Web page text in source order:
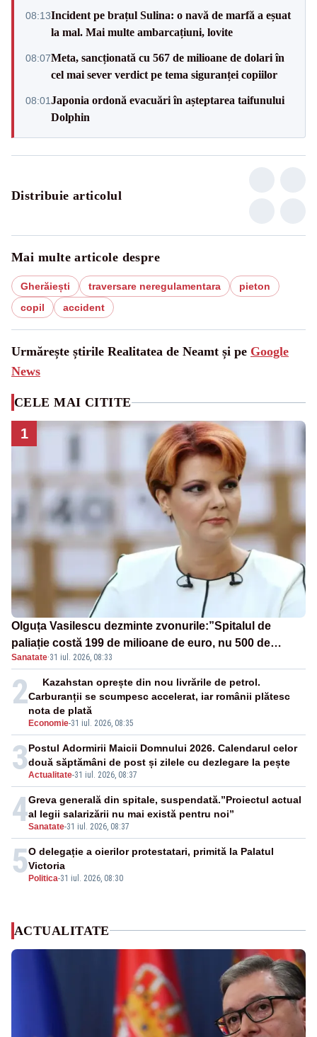
08:13Incident pe brațul Sulina: o navă de marfă a eșuat
la mal. Mai multe ambarcațiuni, lovite
08:07Meta, sancționată cu 567 de milioane de dolari în
cel mai sever verdict pe tema siguranței copiilor
08:01Japonia ordonă evacuări în așteptarea taifunului
Dolphin
Distribuie articolul
Mai multe articole despre
Gherăiești traversare neregulamentara
pieton
copil
accident
Urmărește știrile Realitatea de Neamt și pe Google
News
CELE MAI CITITE
1
Olguța Vasilescu dezminte zvonurile:”Spitalul de
paliație costă 199 de milioane de euro, nu 500 de
milioane”
Sanatate·31 iul. 2026, 08:33
2
Economie-31 iul. 2026, 08:35
Kazahstan oprește din nou livrările de petrol.
Carburanții se scumpesc accelerat, iar românii plătesc
nota de plată
3Actualitate-31 iul. 2026, 08:37
Postul Adormirii Maicii Domnului 2026. Calendarul celor
două săptămâni de post și zilele cu dezlegare la pește
4Sanatate-31 iul. 2026, 08:37
Greva generală din spitale, suspendată.”Proiectul actual
al legii salarizării nu mai există pentru noi”
5Politica-31 iul. 2026, 08:30
O delegație a oierilor protestatari, primită la Palatul
Victoria
ACTUALITATE